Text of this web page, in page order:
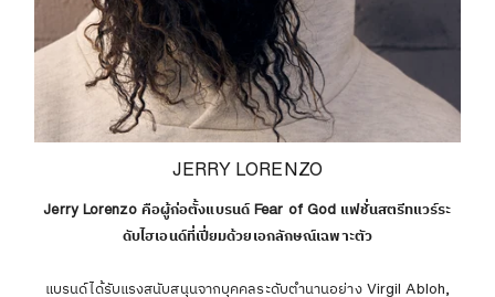
JERRY LORENZO
Jerry Lorenzo คือผู้ก่อตั้งแบรนด์ Fear of God แฟชั่นสตรีทแวร์ระ
ดับไฮเอนด์ที่เปี่ยมด้วยเอกลักษณ์เฉพาะตัว
แบรนด์ได้รับแรงสนับสนุนจากบุคคลระดับตำนานอย่าง Virgil Abloh,